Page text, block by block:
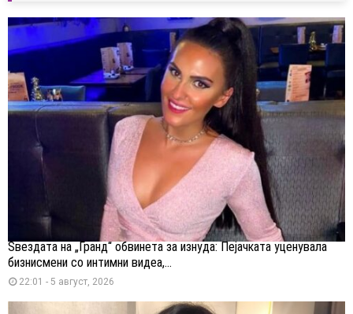
Ѕвездата на „Гранд“ обвинета за изнуда: Пејачката уценувала
бизнисмени со интимни видеа,...
22:01 - 5 август, 2026